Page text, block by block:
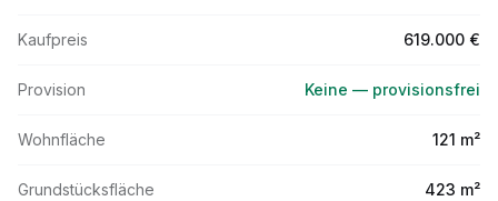
Kaufpreis 619.000 €
Provision Keine — provisionsfrei
Wohnfläche 121 m²
Grundstücksfläche 423 m²